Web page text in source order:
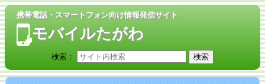
携帯電話・スマートフォン向け情報発信サイト
モバイルたがわ
検索：